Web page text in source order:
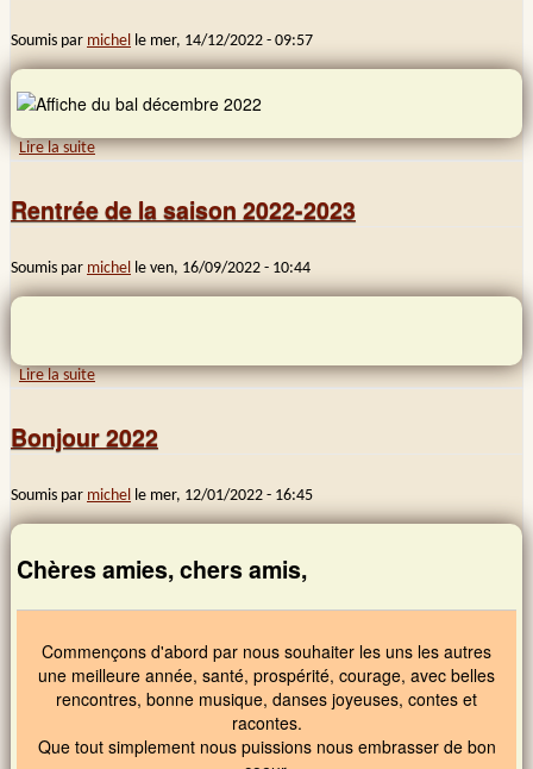
Soumis par michel le mer, 14/12/2022 - 09:57
Lire la suitede P'tit bal de Noël 2022
Rentrée de la saison 2022-2023
Soumis par michel le ven, 16/09/2022 - 10:44
Lire la suitede Rentrée de la saison 2022-2023
Bonjour 2022
Soumis par michel le mer, 12/01/2022 - 16:45
Chères amies, chers amis,
Commençons d'abord par nous souhaiter les uns les autres
une meilleure année, santé, prospérité, courage, avec belles
rencontres, bonne musique, danses joyeuses, contes et
racontes.
Que tout simplement nous puissions nous embrasser de bon